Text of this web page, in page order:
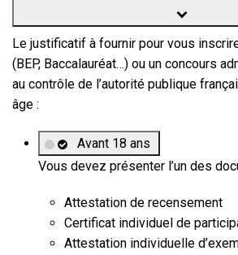
Le justificatif à fournir pour vous
(BEP, Baccalauréat…) ou un concours
au contrôle de l’autorité publique
âge :
Avant 18 ans
Vous devez présenter l’un des
Attestation de recensement
Certificat individuel de
Attestation individuelle